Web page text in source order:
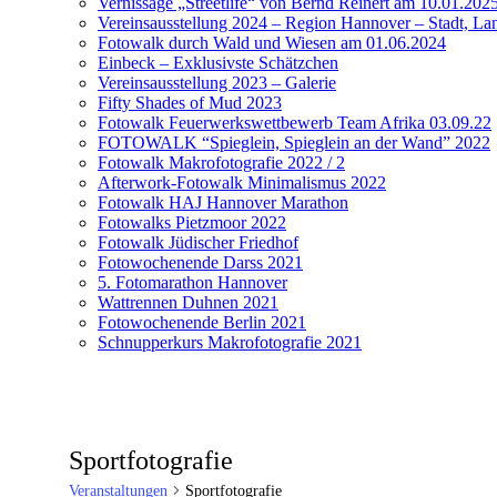
Vereinsausstellung 2024 – Region Hannover – Stadt,
Fotowalk durch Wald und Wiesen am 01.06.2024
Einbeck – Exklusivste Schätzchen
Vereinsausstellung 2023 – Galerie
Fifty Shades of Mud 2023
Fotowalk Feuerwerkswettbewerb Team Afrika 03.09.22
FOTOWALK “Spieglein, Spieglein an der Wand” 2022
Fotowalk Makrofotografie 2022 / 2
Afterwork-Fotowalk Minimalismus 2022
Fotowalk HAJ Hannover Marathon
Fotowalks Pietzmoor 2022
Fotowalk Jüdischer Friedhof
Fotowochenende Darss 2021
5. Fotomarathon Hannover
Wattrennen Duhnen 2021
Fotowochenende Berlin 2021
Schnupperkurs Makrofotografie 2021
Sportfotografie
Veranstaltungen Sportfotografie